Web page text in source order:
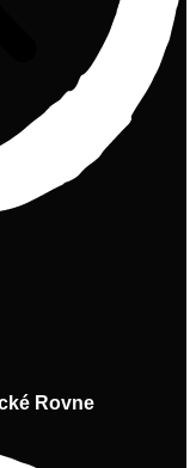
Rovne